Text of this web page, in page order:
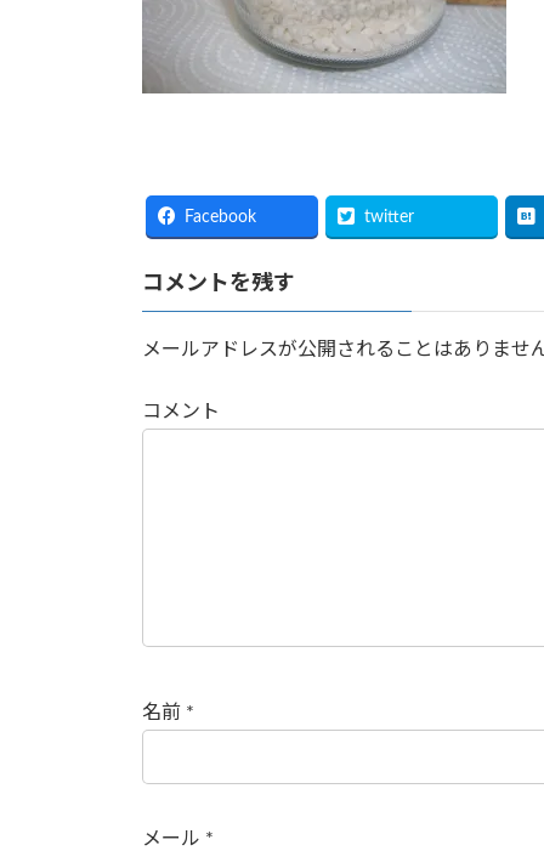
Facebook twitter
コメントを残す
メールアドレスが公開されることはありませ
コメント
名前 *
メール *